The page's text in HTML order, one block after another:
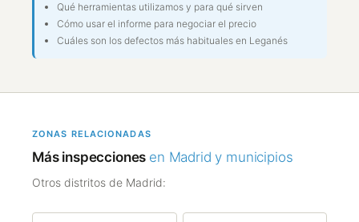
Qué herramientas utilizamos y para qué sirven
Cómo usar el informe para negociar el precio
Cuáles son los defectos más habituales en Leganés
ZONAS RELACIONADAS
Más inspecciones en Madrid y municipios
Otros distritos de Madrid: